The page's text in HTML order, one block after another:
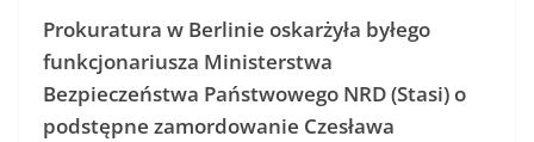
Prokuratura w Berlinie oskarżyła byłego
funkcjonariusza Ministerstwa
Bezpieczeństwa Państwowego NRD (Stasi) o
podstępne zamordowanie Czesława